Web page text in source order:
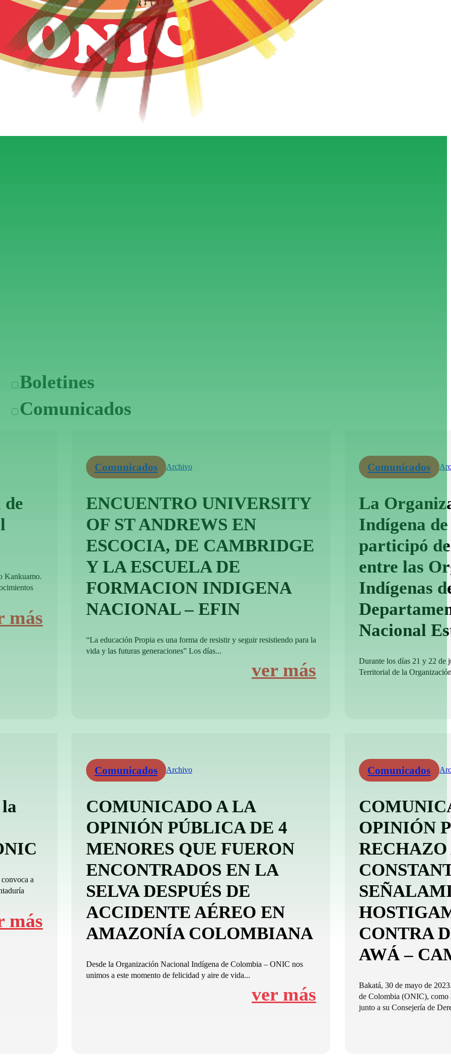
Boletines
Comunicados
Kankuamo.
más
Comunicados Archivo
ENCUENTRO UNIVERSITY
OF ST ANDREWS EN
ESCOCIA, DE CAMBRIDGE
Y LA ESCUELA DE
FORMACION INDIGENA
NACIONAL – EFIN
“La educación Propia es una forma de resistir y seguir resistiendo para la
vida y las futuras generaciones” Los días...
ver más
Comunicados
La
Indígena
participó
entre las
Indígenas
Nacional
Durante los días 21 y 22 de
Territorial de la
a
más
Comunicados Archivo
COMUNICADO A LA
OPINIÓN PÚBLICA DE 4
MENORES QUE FUERON
ENCONTRADOS EN LA
SELVA DESPUÉS DE
ACCIDENTE AÉREO EN
AMAZONÍA COLOMBIANA
Desde la Organización Nacional Indígena de Colombia – ONIC nos
unimos a este momento de felicidad y aire de vida...
ver más
Comunicados
OPINIÓN
RECHAZO
CONTRA
AWÁ –
Bakatá, 30 de mayo de
de Colombia (ONIC), como
junto a su Consejería de